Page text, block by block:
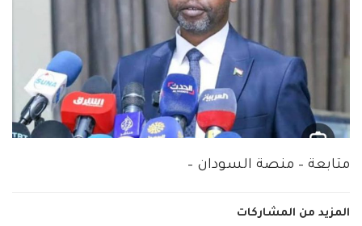
متابعة – منصة السودان –
المزيد من المشاركات